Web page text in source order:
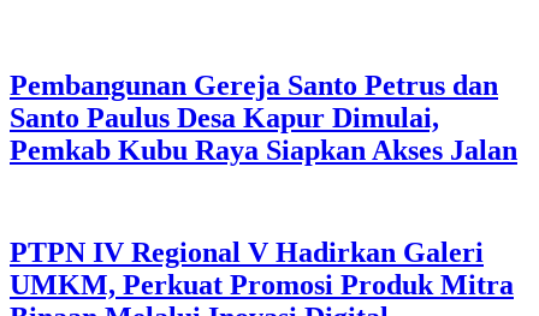
Pembangunan Gereja Santo Petrus dan
Santo Paulus Desa Kapur Dimulai,
Pemkab Kubu Raya Siapkan Akses Jalan
PTPN IV Regional V Hadirkan Galeri
UMKM, Perkuat Promosi Produk Mitra